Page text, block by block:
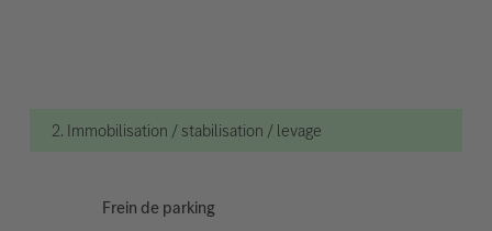
2. Immobilisation / stabilisation / levage
Frein de parking